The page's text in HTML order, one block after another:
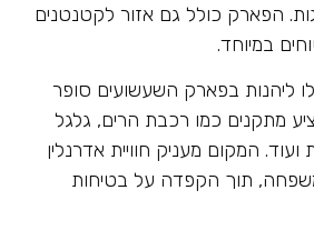
הפארק כולל גם אזור לקטנטנים
במיוחד.
ליהנות בפארק השעשועים סופר
מתקנים כמו רכבת הרים, גלגל
המקום מעניק חוויית אדרנלין
תוך הקפדה על בטיחות